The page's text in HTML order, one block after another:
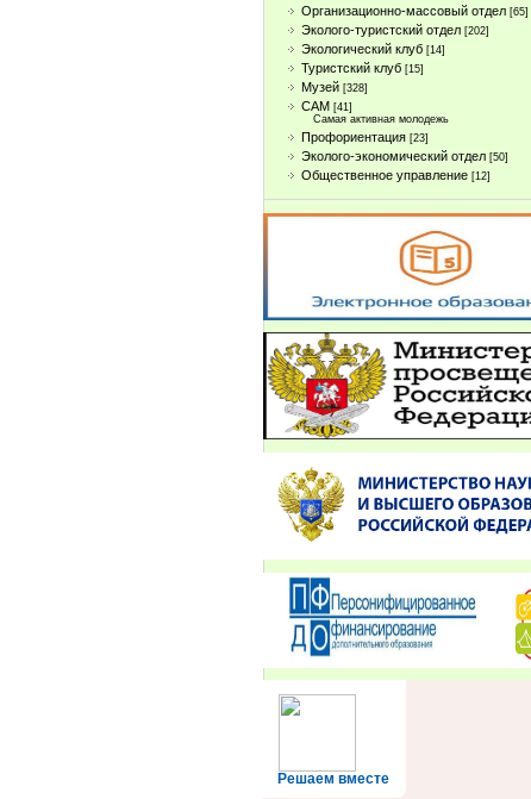
Организационно-массовый отдел [65]
Эколого-туристский отдел [202]
Экологический клуб [14]
Туристcкий клуб [15]
Музей [328]
САМ [41]
Самая активная молодежь
Профориентация [23]
Эколого-экономический отдел [50]
Общественное управление [12]
Решаем вместе